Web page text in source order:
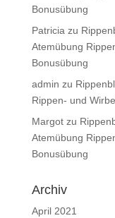
Bonusübung
Patriciazu
Atemübung
Bonusübung
admin zu
Rippen- und
Margotzu
Atemübung
Bonusübung
Archiv
April 2021